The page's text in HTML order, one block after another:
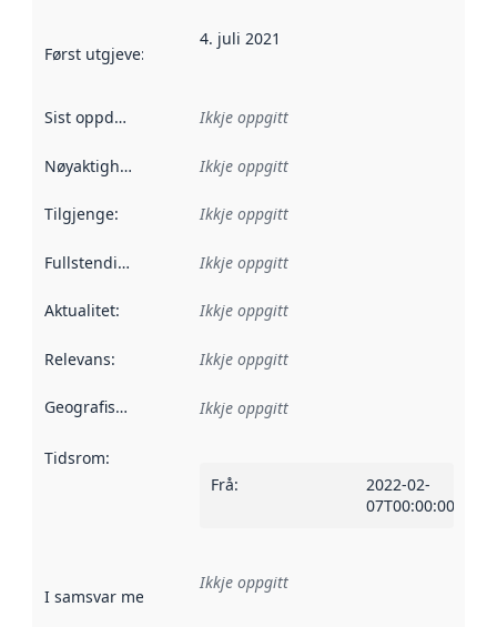
Først utgjeve: Denne datoen seier når dataa i dette
4. juli 2021
Sist oppdatert Ikkje oppgitt
Nøyaktigheit Ikkje oppgitt
Tilgjenge: Ikkje oppgitt
Fullstendigheit Ikkje oppgitt
Aktualitet: Ikkje oppgitt
Relevans: Ikkje oppgitt
Geografisk område Ikkje oppgitt
Tidsrom:
Frå:
2022-02-
07T00:00:00Z
I samsvar med Referanse til ei implementeringsregel eller
Ikkje oppgitt